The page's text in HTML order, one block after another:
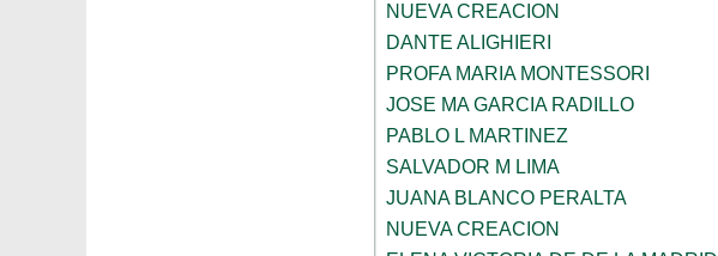
NUEVA CREACION
DANTE ALIGHIERI
PROFA MARIA MONTESSORI
JOSE MA GARCIA RADILLO
PABLO L MARTINEZ
SALVADOR M LIMA
JUANA BLANCO PERALTA
NUEVA CREACION